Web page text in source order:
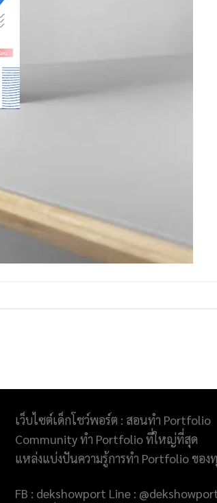
เว็บไซต์เด็กโชว์พอร์ต : สอนทำ Portfolio
Community ทำ Portfolio ที่ใหญ่ที่สุด
แหล่งแบ่งปันความรู้การทำ Portfolio ของ
FB : dekshowport Line :